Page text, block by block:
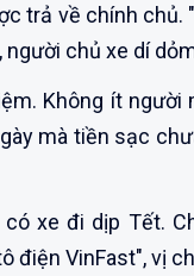
trả về chính chủ.
người chủ xe dí
Không ít người
mà tiền sạc
xe đi dịp Tết.
điện VinFast", vị